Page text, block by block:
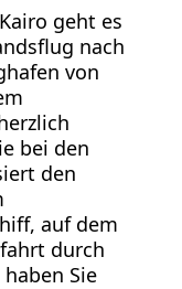
geht es
nach
von
bei den
den
auf dem
durch
Sie